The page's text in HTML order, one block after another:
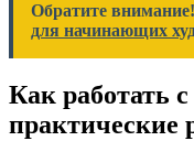
Обратите внимание!
для начинающих
Как работать
практические